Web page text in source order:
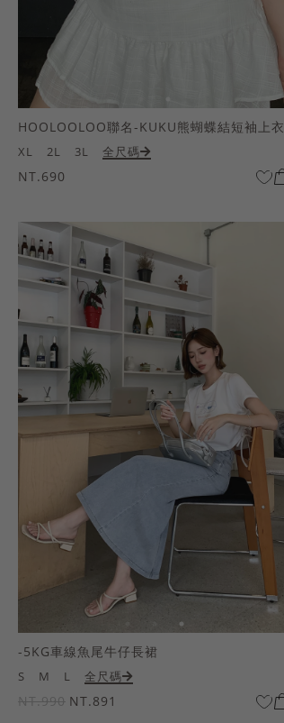
HOOLOOLOO聯名-KUKU熊蝴蝶結短袖上衣
XL 2L 3L 全尺碼
NT.690
-5KG車線魚尾牛仔長裙
S M L 全尺碼
NT.990 NT.891